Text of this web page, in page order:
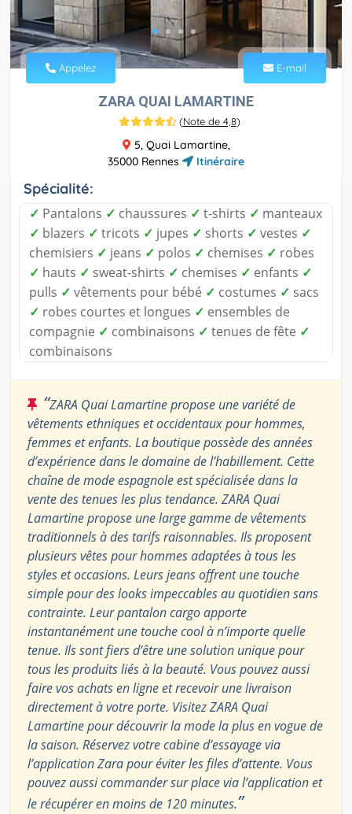
Appelez E-mail
ZARA QUAI LAMARTINE
(Note de 4,8)
5, Quai Lamartine,
35000 Rennes
Itinéraire
Spécialité:
✓ Pantalons ✓ chaussures ✓ t-shirts ✓ manteaux
✓ blazers ✓ tricots ✓ jupes ✓ shorts ✓ vestes ✓
chemisiers ✓ jeans ✓ polos ✓ chemises ✓ robes
✓ hauts ✓ sweat-shirts ✓ chemises ✓ enfants ✓
pulls ✓ vêtements pour bébé ✓ costumes ✓ sacs
✓ robes courtes et longues ✓ ensembles de
compagnie ✓ combinaisons ✓ tenues de fête ✓
combinaisons
“ZARA Quai Lamartine propose une variété de
vêtements ethniques et occidentaux pour hommes,
femmes et enfants. La boutique possède des années
d’expérience dans le domaine de l’habillement. Cette
chaîne de mode espagnole est spécialisée dans la
vente des tenues les plus tendance. ZARA Quai
Lamartine propose une large gamme de vêtements
traditionnels à des tarifs raisonnables. Ils proposent
plusieurs vêtes pour hommes adaptées à tous les
styles et occasions. Leurs jeans offrent une touche
simple pour des looks impeccables au quotidien sans
contrainte. Leur pantalon cargo apporte
instantanément une touche cool à n’importe quelle
tenue. Ils sont fiers d’être une solution unique pour
tous les produits liés à la beauté. Vous pouvez aussi
faire vos achats en ligne et recevoir une livraison
directement à votre porte. Visitez ZARA Quai
Lamartine pour découvrir la mode la plus en vogue de
la saison. Réservez votre cabine d’essayage via
l’application Zara pour éviter les files d’attente. Vous
pouvez aussi commander sur place via l’application et
le récupérer en moins de 120 minutes.”